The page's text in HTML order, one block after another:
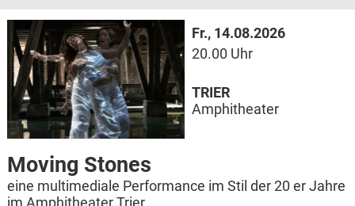
Fr., 14.08.2026
20.00 Uhr
Moving Stones
eine multimediale Performance im Stil der 20 er Jahre
TRIER
Amphitheater